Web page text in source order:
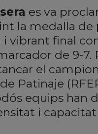
es va
la medalla de
vibrant final
de 9-7.
el
Patinaje
equips han
i capacitat